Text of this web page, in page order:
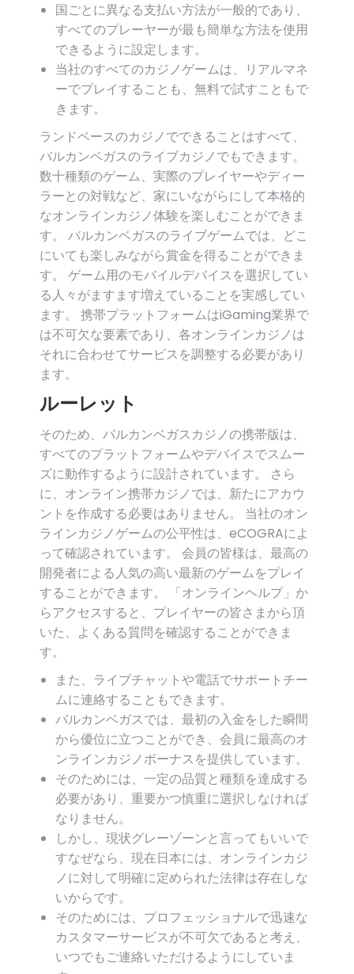
国ごとに異なる支払い方法が一般的であり、
すべてのプレーヤーが最も簡単な方法を使用
できるように設定します。
当社のすべてのカジノゲームは、リアルマネ
ーでプレイすることも、無料で試すこともで
きます。
ランドベースのカジノでできることはすべて、
バルカンベガスのライブカジノでもできます。
数十種類のゲーム、実際のプレイヤーやディー
ラーとの対戦など、家にいながらにして本格的
なオンラインカジノ体験を楽しむことができま
す。 バルカンベガスのライブゲームでは、どこ
にいても楽しみながら賞金を得ることができま
す。 ゲーム用のモバイルデバイスを選択してい
る人々がますます増えていることを実感してい
ます。 携帯プラットフォームはiGaming業界で
は不可欠な要素であり、各オンラインカジノは
それに合わせてサービスを調整する必要があり
ます。
ルーレット
そのため、バルカンベガスカジノの携帯版は、
すべてのプラットフォームやデバイスでスムー
ズに動作するように設計されています。 さら
に、オンライン携帯カジノでは、新たにアカウ
ントを作成する必要はありません。 当社のオン
ラインカジノゲームの公平性は、eCOGRAによ
って確認されています。 会員の皆様は、最高の
開発者による人気の高い最新のゲームをプレイ
することができます。 「オンラインヘルプ」か
らアクセスすると、プレイヤーの皆さまから頂
いた、よくある質問を確認することができま
す。
また、ライブチャットや電話でサポートチー
ムに連絡することもできます。
バルカンベガスでは、最初の入金をした瞬間
から優位に立つことができ、会員に最高のオ
ンラインカジノボーナスを提供しています。
そのためには、一定の品質と種類を達成する
必要があり、重要かつ慎重に選択しなければ
なりません。
しかし、現状グレーゾーンと言ってもいいで
すなぜなら、現在日本には、オンラインカジ
ノに対して明確に定められた法律は存在しな
いからです。
そのためには、プロフェッショナルで迅速な
カスタマーサービスが不可欠であると考え、
いつでもご連絡いただけるようにしていま